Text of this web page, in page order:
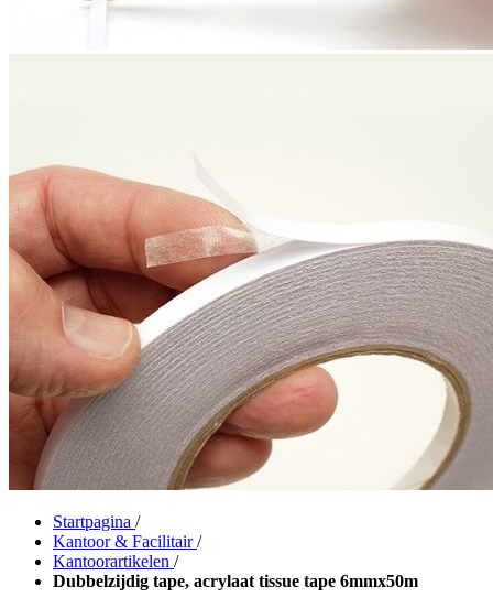
Startpagina /
Kantoor & Facilitair /
Kantoorartikelen /
Dubbelzijdig tape, acrylaat tissue tape 6mmx50m